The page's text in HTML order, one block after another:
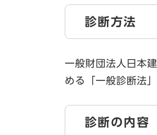
診断方法
一般財団法人日本
める「一般診断法
診断の内容